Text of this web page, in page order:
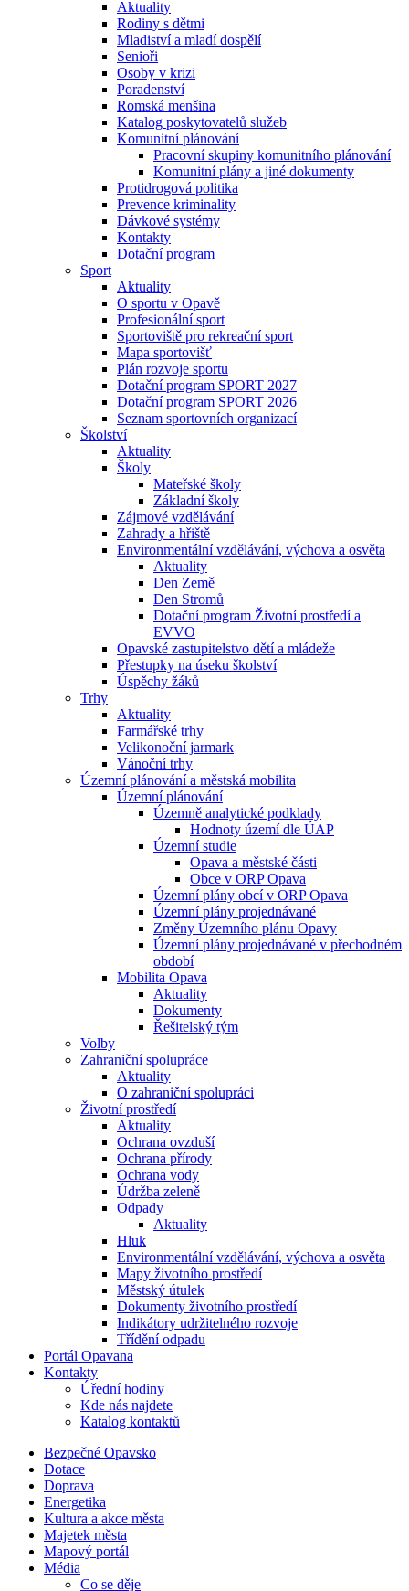
Aktuality
Rodiny s dětmi
Mladiství a mladí dospělí
Senioři
Osoby v krizi
Poradenství
Romská menšina
Katalog poskytovatelů služeb
Komunitní plánování
Pracovní skupiny komunitního plánování
Komunitní plány a jiné dokumenty
Protidrogová politika
Prevence kriminality
Dávkové systémy
Kontakty
Dotační program
Sport
Aktuality
O sportu v Opavě
Profesionální sport
Sportoviště pro rekreační sport
Mapa sportovišť
Plán rozvoje sportu
Dotační program SPORT 2027
Dotační program SPORT 2026
Seznam sportovních organizací
Školství
Aktuality
Školy
Mateřské školy
Základní školy
Zájmové vzdělávání
Zahrady a hřiště
Environmentální vzdělávání, výchova a osvěta
Aktuality
Den Země
Den Stromů
Dotační program Životní prostředí a
EVVO
Opavské zastupitelstvo dětí a mládeže
Přestupky na úseku školství
Úspěchy žáků
Trhy
Aktuality
Farmářské trhy
Velikonoční jarmark
Vánoční trhy
Územní plánování a městská mobilita
Územní plánování
Územně analytické podklady
Hodnoty území dle ÚAP
Územní studie
Opava a městské části
Obce v ORP Opava
Územní plány obcí v ORP Opava
Územní plány projednávané
Změny Územního plánu Opavy
Územní plány projednávané v přechodném
období
Mobilita Opava
Aktuality
Dokumenty
Řešitelský tým
Volby
Zahraniční spolupráce
Aktuality
O zahraniční spolupráci
Životní prostředí
Aktuality
Ochrana ovzduší
Ochrana přírody
Ochrana vody
Údržba zeleně
Odpady
Aktuality
Hluk
Environmentální vzdělávání, výchova a osvěta
Mapy životního prostředí
Městský útulek
Dokumenty životního prostředí
Indikátory udržitelného rozvoje
Třídění odpadu
Portál Opavana
Kontakty
Úřední hodiny
Kde nás najdete
Katalog kontaktů
Bezpečné Opavsko
Dotace
Doprava
Energetika
Kultura a akce města
Majetek města
Mapový portál
Média
Co se děje